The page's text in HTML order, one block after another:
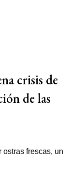
crisis de
de las